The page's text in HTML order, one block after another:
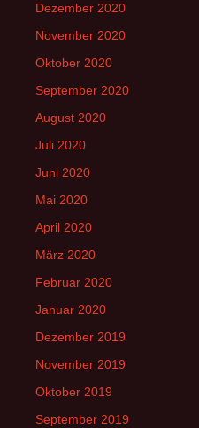
Dezember 2020
November 2020
Oktober 2020
September 2020
August 2020
Juli 2020
Juni 2020
Mai 2020
April 2020
März 2020
Februar 2020
Januar 2020
Dezember 2019
November 2019
Oktober 2019
September 2019